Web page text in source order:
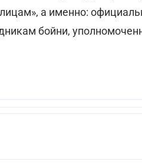
а именно:
бойни,